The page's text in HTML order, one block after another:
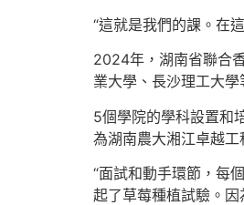
“這就是我們的課。在
2024年，湖南省聯合
業大學、長沙理工大
5個學院的學科設置和
為湖南農大湘江卓越
“面試和動手環節，每
起了草莓種植試驗。